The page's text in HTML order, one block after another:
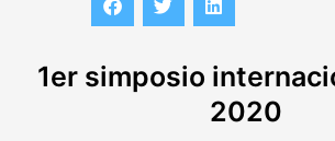
1er simposio
2020